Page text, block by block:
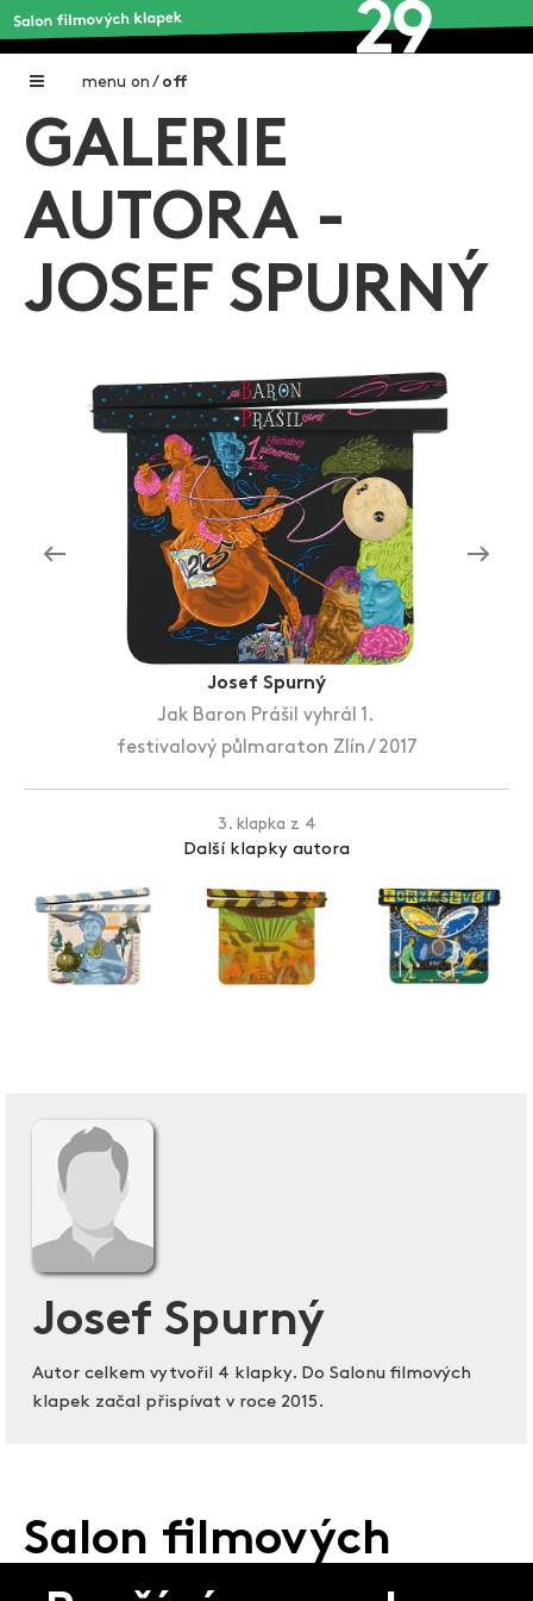
menu on / off
Home
Galerie filmových klapek
Autoři filmových klapek
Aktuální výstavy
Aukce filmových klapek
Aktuality
Zlín Film Festival
GALERIE
AUTORA -
JOSEF SPURNÝ
Josef Spurný
Jak Baron Prášil vyhrál 1.
festivalový půlmaraton Zlín / 2017
3. klapka z 4
Další klapky autora
Josef Spurný
Autor celkem vytvořil 4 klapky. Do Salonu filmových
klapek začal přispívat v roce 2015.
Salon filmových